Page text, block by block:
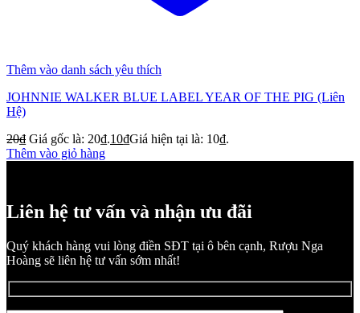
Thêm vào danh sách yêu thích
JOHNNIE WALKER BLUE LABEL YEAR OF THE PIG (Liên
Hệ)
20₫ Giá gốc là: 20₫.10₫Giá hiện tại là: 10₫.
Thêm vào giỏ hàng
Liên hệ tư vấn và nhận ưu đãi
Quý khách hàng vui lòng điền SĐT tại ô bên cạnh, Rượu Nga
Hoàng sẽ liên hệ tư vấn sớm nhất!